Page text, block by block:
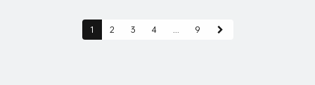
1 2 3 4 ... 9